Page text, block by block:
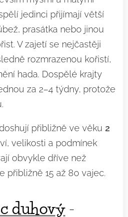
jedinci přijímají větší
prasátka nebo jinou
V zajetí se nejčastěji
rozmrazenou kořistí,
hada. Dospělé krajty
za 2–4 týdny, protože
přibližně ve věku 2
velikosti a podmínek
obvykle dříve než
přibližně 15 až 80 vajec.
duhový -